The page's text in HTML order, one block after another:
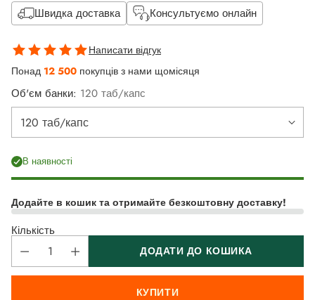
Швидка доставка Консультуємо онлайн
Написати відгук
Понад 12 500 покупців з нами щомісяця
Об'єм банки: 120 таб/капс
В наявності
Додайте в кошик та отримайте безкоштовну доставку!
Кількість
ДОДАТИ ДО КОШИКА
КУПИТИ